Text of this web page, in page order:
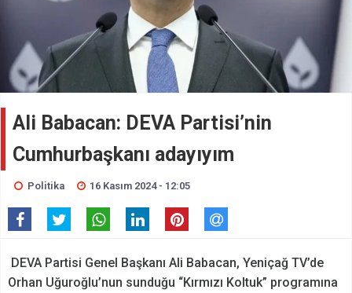
Ali Babacan: DEVA Partisi’nin
Cumhurbaşkanı adayıyım
Politika 16 Kasım 2024 - 12:05
DEVA Partisi Genel Başkanı Ali Babacan, Yeniçağ TV’de
Orhan Uğuroğlu’nun sunduğu “Kırmızı Koltuk” programına